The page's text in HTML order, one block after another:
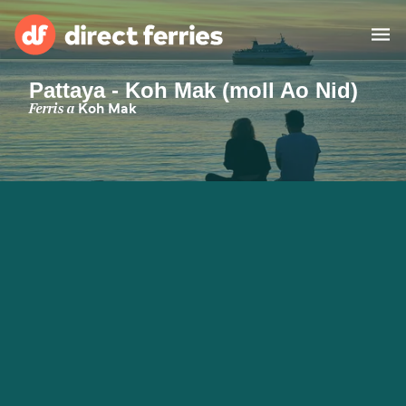
Països
Bitllets de Ferry
Pattaya - Koh Mak (moll Ao Nid)
Ferris aKoh Mak